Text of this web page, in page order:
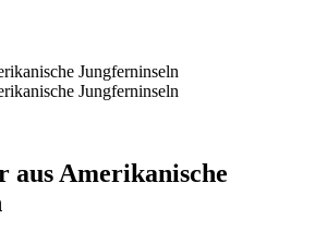
Jungferninseln
Jungferninseln
aus Amerikanische